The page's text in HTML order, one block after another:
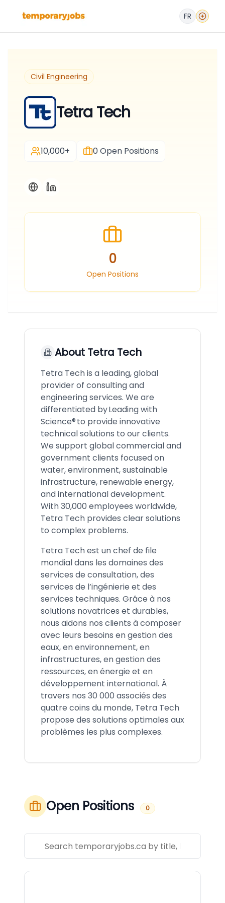
FR
Civil Engineering
Tetra Tech
10,000+ 0Open Positions
0
Open Positions
About Tetra Tech
Tetra Tech is a leading, global
provider of consulting and
engineering services. We are
differentiated by Leading with
Science® to provide innovative
technical solutions to our clients.
We support global commercial and
government clients focused on
water, environment, sustainable
infrastructure, renewable energy,
and international development.
With 30,000 employees worldwide,
Tetra Tech provides clear solutions
to complex problems.
Tetra Tech est un chef de file
mondial dans les domaines des
services de consultation, des
services de l’ingénierie et des
services techniques. Grâce à nos
solutions novatrices et durables,
nous aidons nos clients à composer
avec leurs besoins en gestion des
eaux, en environnement, en
infrastructures, en gestion des
ressources, en énergie et en
développement international. À
travers nos 30 000 associés des
quatre coins du monde, Tetra Tech
propose des solutions optimales aux
problèmes les plus complexes.
Open Positions 0